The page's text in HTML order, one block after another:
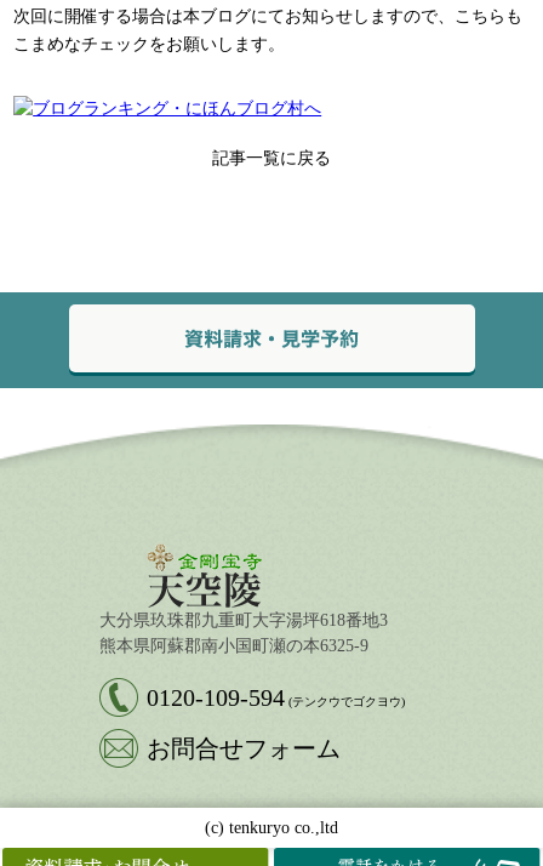
次回に開催する場合は本ブログにてお知らせしますので、こちらも
こまめなチェックをお願いします。
記事一覧に戻る
大分県玖珠郡九重町大字湯坪618番地3
熊本県阿蘇郡南小国町瀬の本6325-9
0120-109-594 (テンクウでゴクヨウ)
お問合せフォーム
(c) tenkuryo co.,ltd